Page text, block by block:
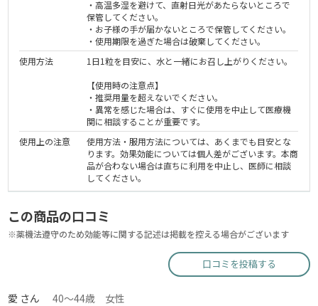
・高温多湿を避けて、直射日光があたらないところで
保管してください。
・お子様の手が届かないところで保管してください。
・使用期限を過ぎた場合は破棄してください。
使用方法
1日1粒を目安に、水と一緒にお召し上がりください。
【使用時の注意点】
・推奨用量を超えないでください。
・異常を感じた場合は、すぐに使用を中止して医療機
関に相談することが重要です。
使用上の注意
使用方法・服用方法については、あくまでも目安とな
ります。効果効能については個人差がございます。本商
品が合わない場合は直ちに利用を中止し、医師に相談
してください。
この商品の口コミ
※薬機法遵守のため効能等に関する記述は掲載を控える場合がございます
口コミを投稿する
愛 さん 40～44歳 女性